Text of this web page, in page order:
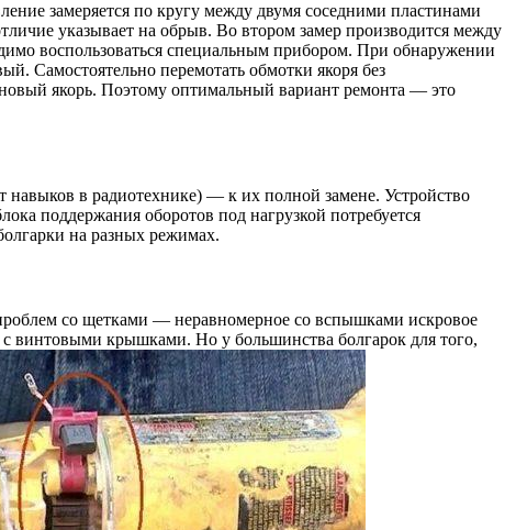
замеряется по кругу между двумя соседними пластинами
указывает на обрыв. Во втором замер производится между
воспользоваться специальным прибором. При обнаружении
Самостоятельно перемотать обмотки якоря без
новый якорь. Поэтому оптимальный вариант ремонта — это
навыков в радиотехнике) — к их полной замене. Устройство
поддержания оборотов под нагрузкой потребуется
на разных режимах.
со щетками — неравномерное со вспышками искровое
винтовыми крышками. Но у большинства болгарок для того,